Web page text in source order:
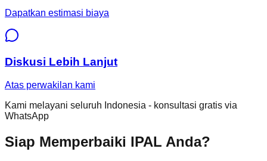
Dapatkan estimasi biaya
Diskusi Lebih Lanjut
Atas perwakilan kami
Kami melayani seluruh Indonesia - konsultasi gratis via
WhatsApp
Siap Memperbaiki IPAL Anda?